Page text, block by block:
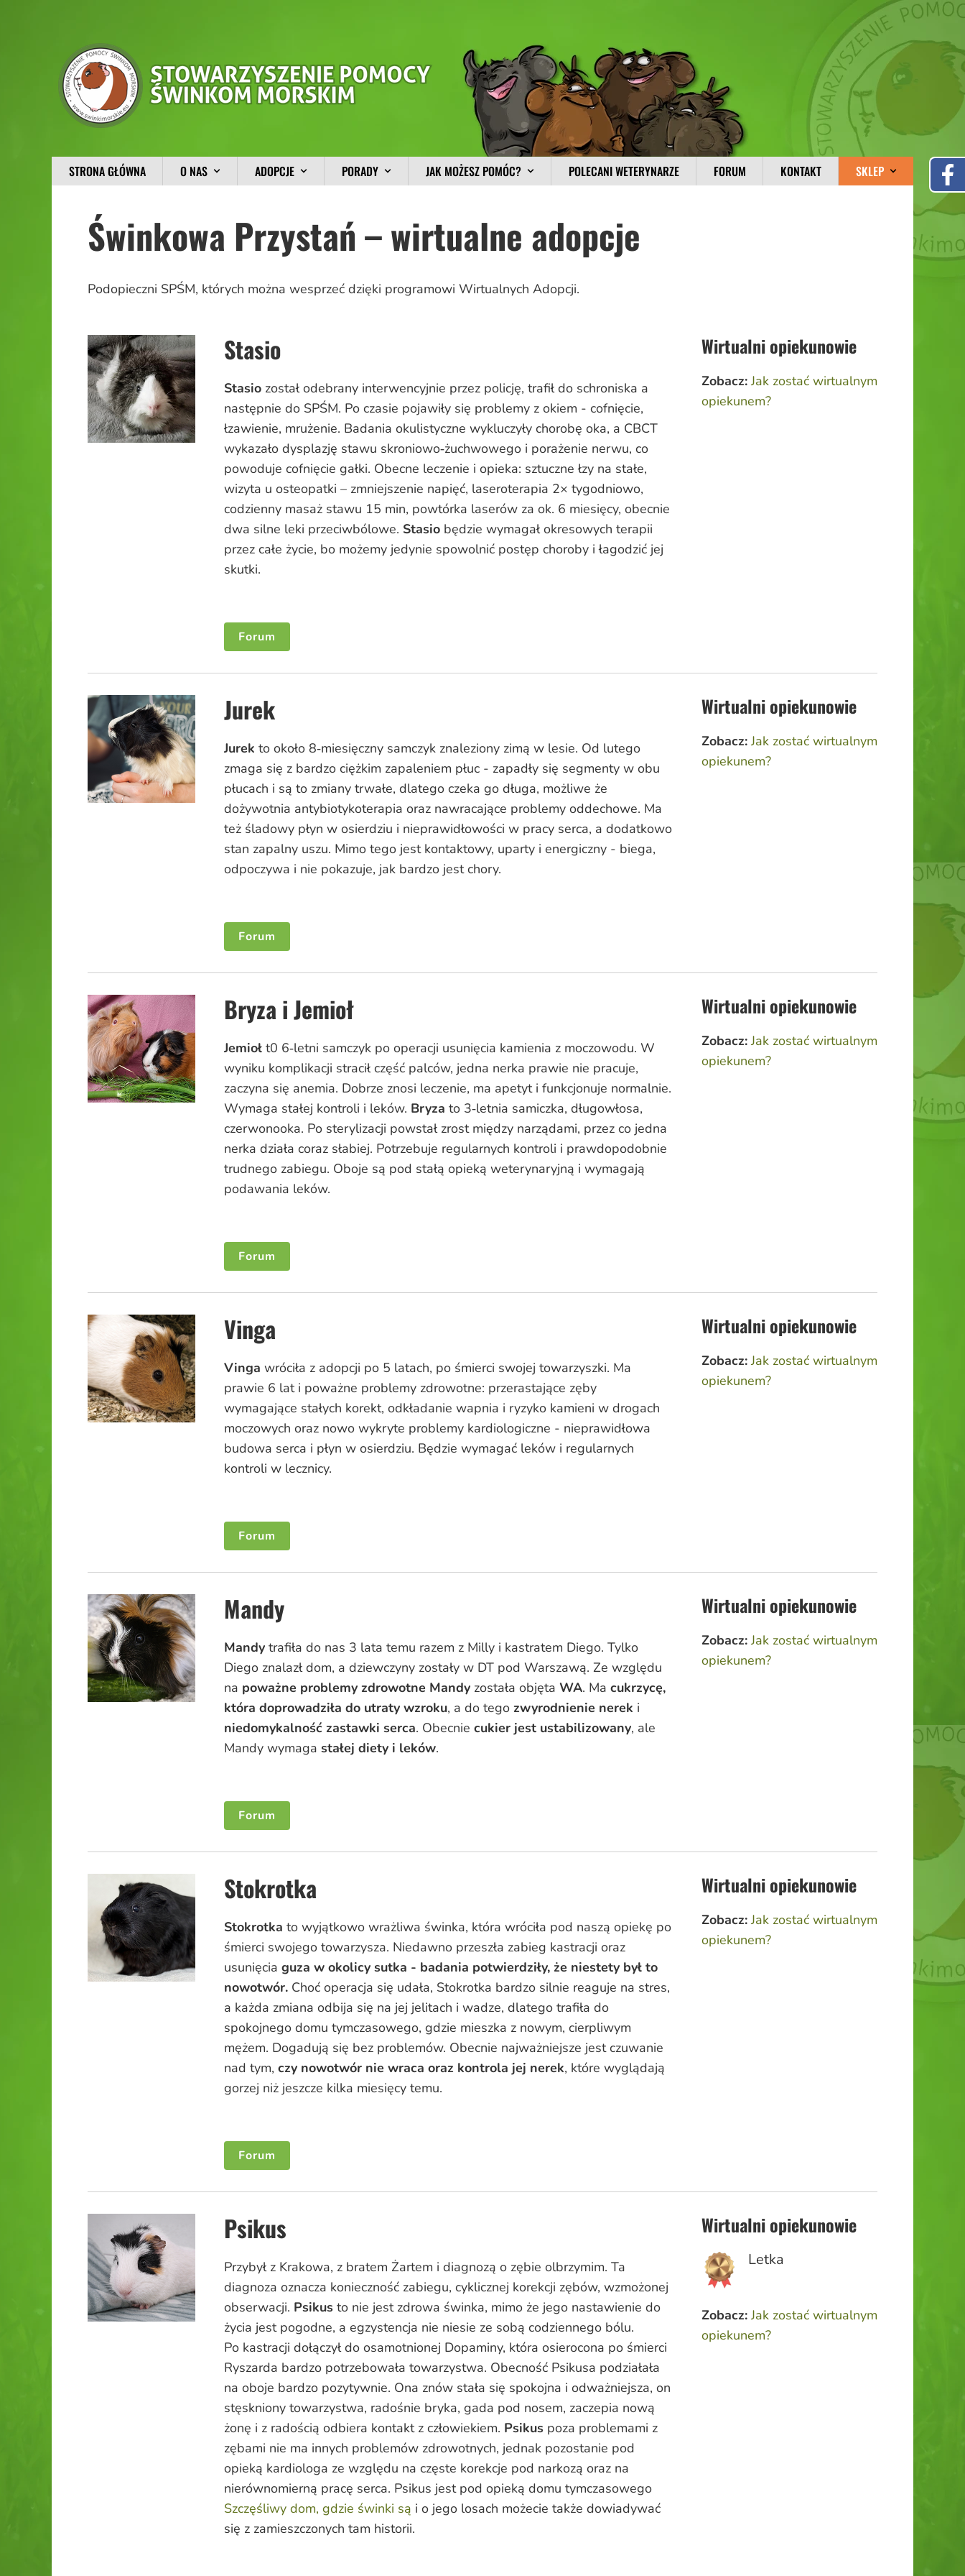
STRONA GŁÓWNA O NAS ADOPCJE PORADY JAK MOŻESZ POMÓC? POLECANI WETERYNARZE FORUM KONTAKT SKLEP
Świnkowa Przystań – wirtualne adopcje
Podopieczni SPŚM, których można wesprzeć dzięki programowi Wirtualnych Adopcji.
Stasio
Stasiozostał odebrany interwencyjnie przez policję, trafił do schroniska a
następnie do SPŚM. Po czasie pojawiły się problemy z okiem - cofnięcie,
łzawienie, mrużenie. Badania okulistyczne wykluczyły chorobę oka, a CBCT
wykazało dysplazję stawu skroniowo‑żuchwowego i porażenie nerwu, co
powoduje cofnięcie gałki. Obecne leczenie i opieka: sztuczne łzyna stałe,
wizyta u osteopatki – zmniejszenie napięć, laseroterapia 2× tygodniowo,
codzienny masaż stawu 15 min, powtórka laserów za ok. 6 miesięcy, obecnie
dwa silne leki przeciwbólowe. Stasiobędzie wymagał okresowych terapii
przez całe życie, bo możemy jedynie spowolnić postęp choroby i łagodzić jej
skutki.
Forum
Wirtualni opiekunowie
Zobacz: Jak zostać wirtualnym
opiekunem?
Jurek
Jurek to około 8‑miesięczny samczyk znaleziony zimą w lesie. Od lutego
zmaga się z bardzo ciężkim zapaleniem płuc - zapadły się segmenty w obu
płucach i są to zmiany trwałe, dlatego czeka go długa, możliwe że
dożywotnia antybiotykoterapia oraz nawracające problemy oddechowe. Ma
też śladowy płyn w osierdziu i nieprawidłowości w pracy serca, a dodatkowo
stan zapalny uszu. Mimo tego jest kontaktowy, uparty i energiczny - biega,
odpoczywa i nie pokazuje, jak bardzo jest chory.
Forum
Wirtualni opiekunowie
Zobacz: Jak zostać wirtualnym
opiekunem?
Bryza i Jemioł
Jemiołt0 6‑letni samczyk po operacji usunięcia kamienia z moczowodu. W
wyniku komplikacji stracił część palców, jedna nerka prawie nie pracuje,
zaczyna się anemia. Dobrze znosi leczenie, ma apetyt i funkcjonuje normalnie.
Wymaga stałej kontroli i leków. Bryza to 3‑letnia samiczka, długowłosa,
czerwonooka. Po sterylizacji powstał zrost między narządami, przez co jedna
nerka działa coraz słabiej. Potrzebuje regularnych kontroli i prawdopodobnie
trudnego zabiegu. Oboje są pod stałą opieką weterynaryjną i wymagają
podawania leków.
Forum
Wirtualni opiekunowie
Zobacz: Jak zostać wirtualnym
opiekunem?
Vinga
Vinga wróciła z adopcji po 5 latach, po śmierci swojej towarzyszki. Ma
prawie 6 lat i poważne problemy zdrowotne: przerastające zęby
wymagające stałych korekt, odkładanie wapnia i ryzyko kamieni w drogach
moczowych oraz nowo wykryte problemy kardiologiczne - nieprawidłowa
budowa serca i płyn w osierdziu. Będzie wymagać leków i regularnych
kontroli w lecznicy.
Forum
Wirtualni opiekunowie
Zobacz: Jak zostać wirtualnym
opiekunem?
Mandy
Mandytrafiła do nas 3 lata temu razem z Milly i kastratem Diego. Tylko
Diego znalazł dom, a dziewczyny zostały w DT pod Warszawą. Ze względu
na poważne problemy zdrowotne Mandyzostała objęta WA. Ma cukrzycę,
która doprowadziła do utraty wzroku, a do tego zwyrodnienie nerek i
niedomykalność zastawki serca. Obecnie cukier jest ustabilizowany, ale
Mandy wymaga stałej diety i leków.
Forum
Wirtualni opiekunowie
Zobacz: Jak zostać wirtualnym
opiekunem?
Stokrotka
Stokrotka to wyjątkowo wrażliwa świnka, która wróciła pod naszą opiekę po
śmierci swojego towarzysza. Niedawno przeszła zabieg kastracji oraz
usunięcia guza w okolicy sutka - badania potwierdziły, że niestety był to
nowotwór. Choć operacja się udała, Stokrotka bardzo silnie reaguje na stres,
a każda zmiana odbija się na jej jelitach i wadze, dlatego trafiła do
spokojnego domu tymczasowego, gdzie mieszka z nowym, cierpliwym
mężem. Dogadują się bez problemów. Obecnie najważniejsze jest czuwanie
nad tym, czy nowotwór nie wraca oraz kontrola jej nerek, które wyglądają
gorzej niż jeszcze kilka miesięcy temu.
Forum
Wirtualni opiekunowie
Zobacz: Jak zostać wirtualnym
opiekunem?
Psikus
Przybył z Krakowa, z bratem Żartem i diagnozą o zębie olbrzymim. Ta
diagnoza oznacza konieczność zabiegu, cyklicznej korekcji zębów, wzmożonej
obserwacji. Psikusto nie jest zdrowa świnka, mimo że jego nastawienie do
życia jest pogodne, a egzystencja nie niesie ze sobą codziennego bólu.
Po kastracji dołączył do osamotnionej Dopaminy, która osierocona po śmierci
Ryszarda bardzo potrzebowała towarzystwa. Obecność Psikusa podziałała
na oboje bardzo pozytywnie. Ona znów stała się spokojna i odważniejsza, on
stęskniony towarzystwa, radośnie bryka, gada pod nosem, zaczepia nową
żonę i z radością odbiera kontakt z człowiekiem. Psikuspoza problemami z
zębami nie ma innych problemów zdrowotnych, jednak pozostanie pod
opieką kardiologa ze względu na częste korekcje pod narkozą oraz na
nierównomierną pracę serca. Psikus jest pod opieką domu tymczasowego
Szczęśliwy dom, gdzie świnki są i o jego losach możecie także dowiadywać
się z zamieszczonych tam historii.
Wirtualni opiekunowie
Letka
Zobacz: Jak zostać wirtualnym
opiekunem?